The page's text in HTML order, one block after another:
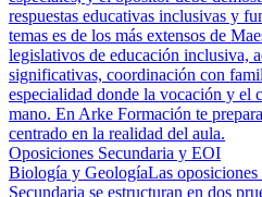
respuestas educativas inclusivas y
temas es de los más extensos de
legislativos de educación inclusiva,
significativas, coordinación con
especialidad donde la vocación y el
mano. En Arke Formación te
centrado en la realidad del aula.
Oposiciones Secundaria y EOI
Biología y GeologíaLas
Secundaria se estructuran en dos